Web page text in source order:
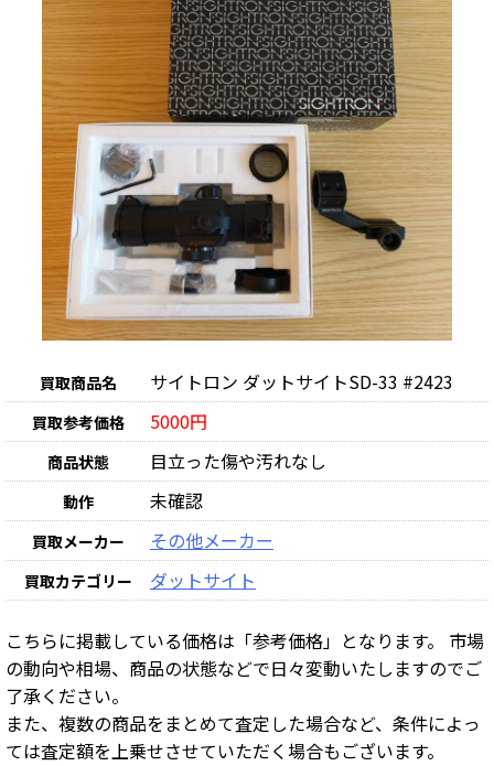
買取商品名 サイトロン ダットサイトSD-33 #2423
買取参考価格 5000円
商品状態 目立った傷や汚れなし
動作 未確認
買取メーカー その他メーカー
買取カテゴリー ダットサイト
こちらに掲載している価格は「参考価格」となります。 市場
の動向や相場、商品の状態などで日々変動いたしますのでご
了承ください。
また、複数の商品をまとめて査定した場合など、条件によっ
ては査定額を上乗せさせていただく場合もございます。